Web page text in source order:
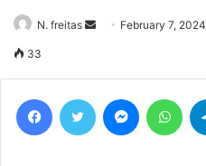
N. freitas
SendFebruary 7, 2024
33